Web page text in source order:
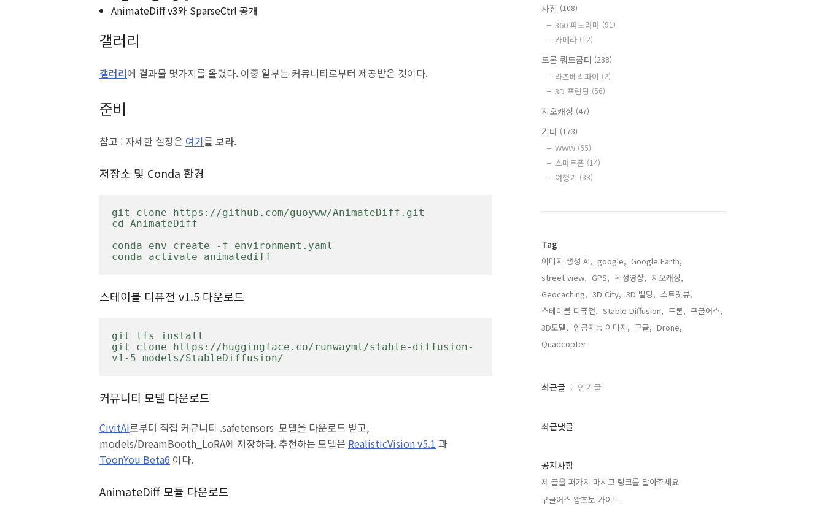
AnimateDiff v3와 SparseCtrl 공개
갤러리
갤러리에 결과물 몇가지를 올렸다. 이중 일부는 커뮤니티로부터 제공받은 것이다.
준비
참고 : 자세한 설정은 여기를 보라.
저장소 및 Conda 환경
git clone https://github.com/guoyww/AnimateDiff.git
cd AnimateDiff
conda env create -f environment.yaml
conda activate animatediff
스테이블 디퓨전 v1.5 다운로드
git lfs install
git clone https://huggingface.co/runwayml/stable-diffusion-
v1-5 models/StableDiffusion/
커뮤니티 모델 다운로드
CivitAI로부터 직접 커뮤니티 .safetensors 모델을 다운로드 받고,
models/DreamBooth_LoRA에 저장하라. 추천하는 모델은 RealisticVision v5.1 과
ToonYou Beta6 이다.
AnimateDiff 모듈 다운로드
사진 (108)
360 파노라마 (91)
카메라 (12)
드론 쿼드콥터 (238)
라즈베리파이 (2)
3D 프린팅 (56)
지오캐싱 (47)
기타 (173)
WWW (65)
스마트폰 (14)
여행기 (33)
Tag
이미지 생성 AI, google, Google Earth,
street view, GPS, 위성영상, 지오캐싱,
Geocaching, 3D City, 3D 빌딩, 스트릿뷰,
스테이블 디퓨전, Stable Diffusion, 드론, 구글어스,
3D모델, 인공지능 이미지, 구글, Drone,
Quadcopter,
최
과
글
최근글 인기글
최근댓글
공지사항
제 글을 퍼가지 마시고 링크를 달아주세요
구글어스 왕초보 가이드